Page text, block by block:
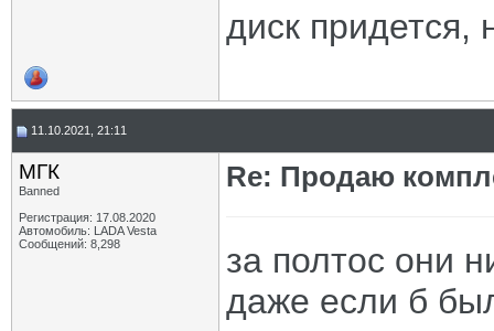
диск придется,
11.10.2021, 21:11
МГК
Banned
Регистрация: 17.08.2020
Автомобиль: LADA Vesta
Сообщений: 8,298
Re: Продаю
за полтос они
даже если б